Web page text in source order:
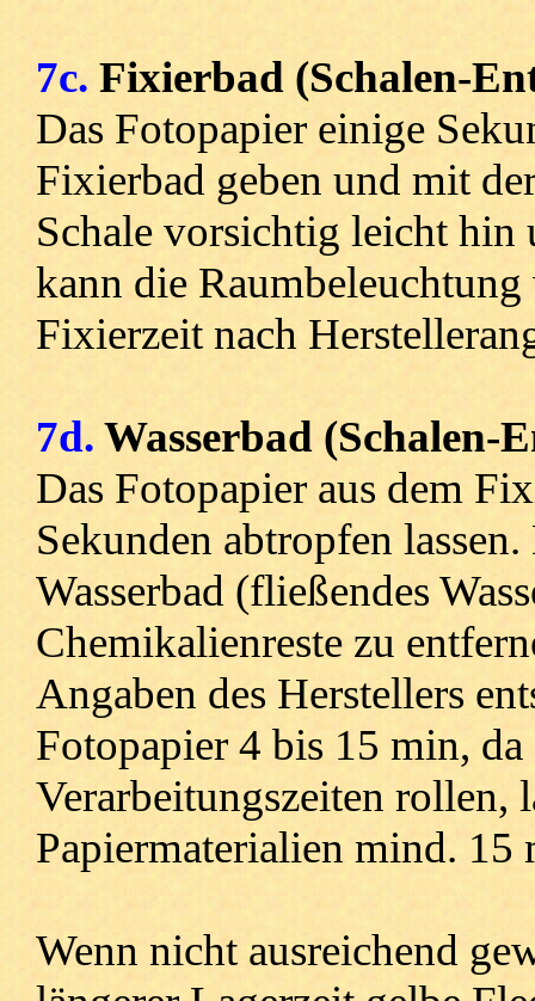
7c. Fixierbad (Schalen-
Das Fotopapier einige
Fixierbad geben und mit
Schale vorsichtig leicht hin
kann die
Fixierzeit nach
7d. Wasserbad (Schalen-
Das Fotopapier aus dem
Sekunden abtropfen
Wasserbad (fließendes
Chemikalienreste zu
Angaben des Herstellers
Fotopapier 4 bis 15 min,
Verarbeitungszeiten rollen,
Papiermaterialien mind. 15
Wenn nicht ausreichend